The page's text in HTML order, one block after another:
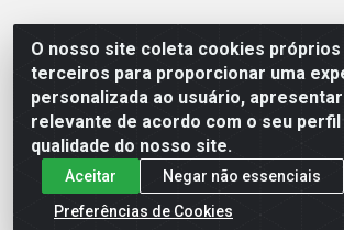
O nosso site coleta cookies próprios
terceiros para proporcionar uma
personalizada ao usuário,
relevante de acordo com o seu
qualidade do nosso site.
Aceitar
Negar não essenciais
Preferências de Cookies
Linhavix Distribuidora LTDA - Avenida
Quadra314 Lote 05 e 07 - Shell,
29.901-605 - CNPJ 20.857.514/